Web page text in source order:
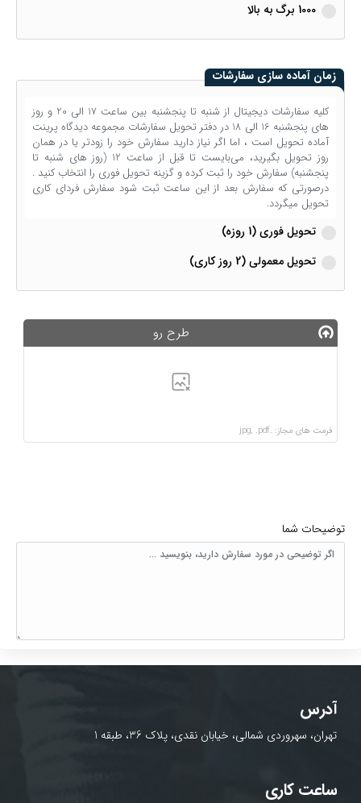
1000 برگ به بالا
زمان آماده سازی سفارشات
کلیه سفارشات دیجیتال از شنبه تا پنجشنبه بین ساعت 17 الی 20 و روز
های پنجشنبه 16 الی 18 در دفتر تحویل سفارشات مجموعه دیدگاه پرینت
آماده تحویل است ، اما اگر نیاز دارید سفارش خود را زودتر یا در همان
روز تحویل بگیرید، می‌بایست تا قبل از ساعت 12 (روز های شنبه تا
پنجشنبه) سفارش خود را ثبت کرده و گزینه تحویل فوری را انتخاب کنید .
درصورتی که سفارش بعد از این ساعت ثبت شود سفارش فردای کاری
تحویل میگردد.
تحویل فوری (1 روزه)
تحویل معمولی (2 روز کاری)
طرح رو
فرمت های مجاز: .jpg, .pdf
توضیحات شما
آدرس
تهران، سهروردی شمالی، خیابان نقدی، پلاک 36، طبقه 1
ساعت کاری